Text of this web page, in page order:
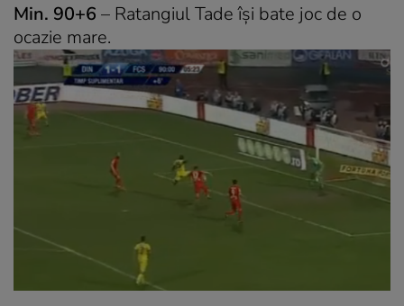
Min. 90+6 – Ratangiul Tade își bate joc de o
ocazie mare.